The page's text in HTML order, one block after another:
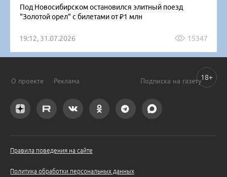
Под Новосибирском остановился элитный поезд
"Золотой орел" с билетами от ₽1 млн
19:12, 31.07.2026 15347
О проекте Реклама Подписка на газету
Правила поведения на сайте
Политика обработки персональных данных
18+